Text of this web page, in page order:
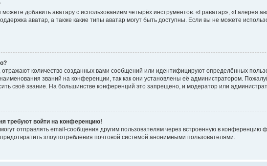
добавить аватару с использованием четырёх инструментов: «Граватар», «Галерея
аватар, а также какие типы аватар могут быть доступны. Если вы не можете
количество созданных вами сообщений или идентифицируют определённых
званий на конференции, так как они установлены её администратором.
своё звание. На большинстве конференций это запрещено, и модератор или
требуют войти на конференцию!
отправлять email-сообщения другим пользователям через встроенную в конференцию
злоупотребления почтовой системой анонимными пользователями.